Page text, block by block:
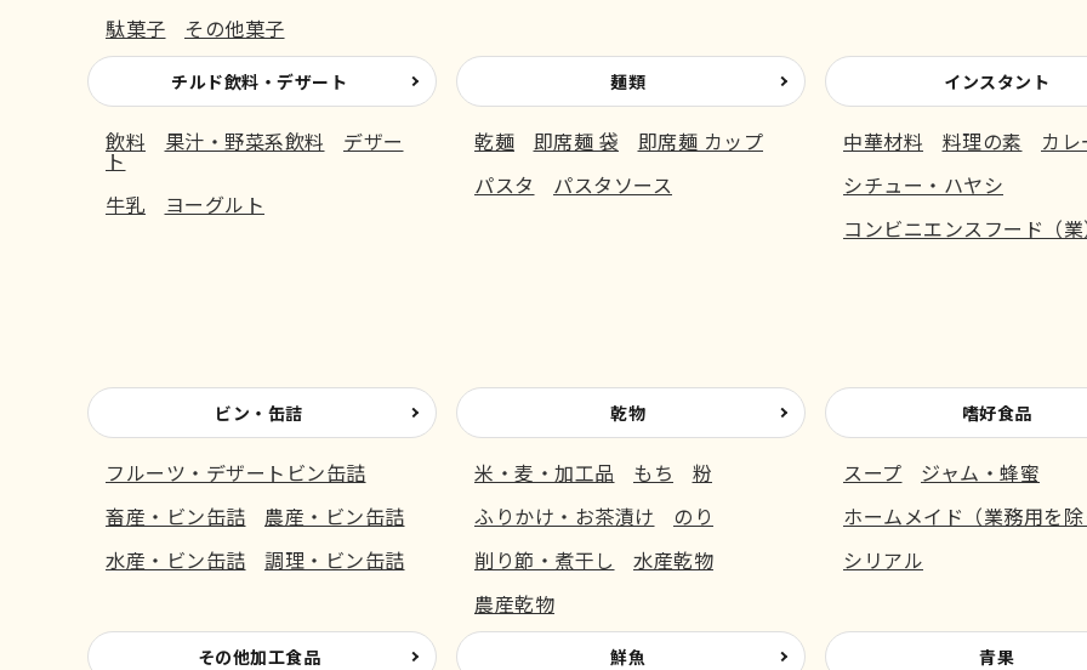
駄菓子
その他菓子
チルド飲料・デザート
飲料 果汁・野菜系飲料 デザー
ト
牛乳
ヨーグルト
麺類
乾麺 即席麺 袋
即席麺 カップ
パスタ
パスタソース
インスタント
中華材料 料理の素
カレ
シチュー・ハヤシ
コンビニエンスフード（業
ビン・缶詰
フルーツ・デザートビン缶詰
畜産・ビン缶詰
農産・ビン缶詰
水産・ビン缶詰
調理・ビン缶詰
乾物
米・麦・加工品 もち
粉
ふりかけ・お茶漬け
のり
削り節・煮干し
水産乾物
農産乾物
嗜好食品
スープ
ジャム・蜂蜜
ホームメイド（業務用を除
シリアル
その他加工食品 鮮魚 青果